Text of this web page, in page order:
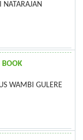
NATARAJAN
BOOK
WAMBI GULERE